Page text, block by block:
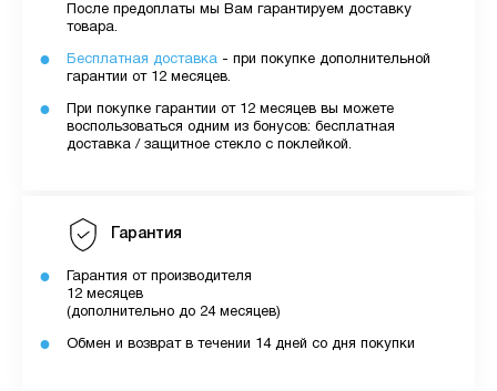
После предоплаты мы Вам гарантируем доставку
товара.
Бесплатная доставка - при покупке дополнительной
гарантии от 12 месяцев.
При покупке гарантии от 12 месяцев вы можете
воспользоваться одним из бонусов: бесплатная
доставка / защитное стекло с поклейкой.
Гарантия
Гарантия от производителя
12 месяцев
(дополнительно до 24 месяцев)
Обмен и возврат в течении 14 дней со дня покупки